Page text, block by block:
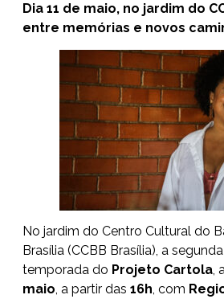
Dia 11 de maio, no jardim do
entre memórias e novos
No jardim do Centro Cultural do
Brasília (CCBB Brasília), a
temporada do Projeto Cartola,
maio, a partir das 16h, com